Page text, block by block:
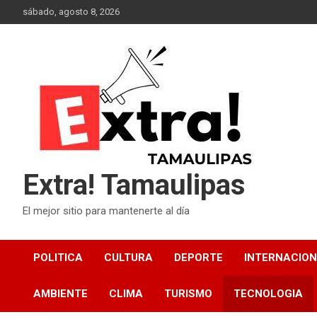
to
sábado, agosto 8, 2026
Extra! Tamaulipas
El mejor sitio para mantenerte al día
POLITICA CULTURA DEPORTE
AMBIENTE CLIMA TURISMO TECNOLOGIA